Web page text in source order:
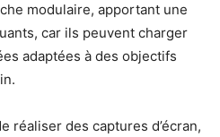
modulaire, apportant une
car ils peuvent charger
adaptées à des objectifs
réaliser des captures d’écran,